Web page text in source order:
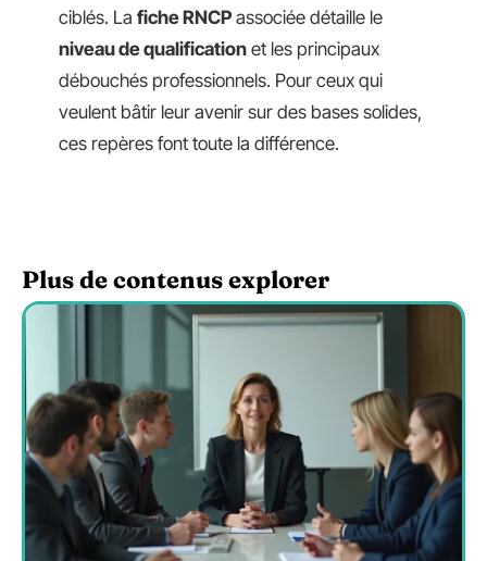
ciblés. La fiche RNCP associée détaille le
niveau de qualification et les principaux
débouchés professionnels. Pour ceux qui
veulent bâtir leur avenir sur des bases solides,
ces repères font toute la différence.
Plus de contenus explorer